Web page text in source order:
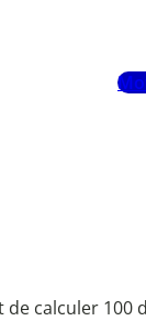
calculer 100